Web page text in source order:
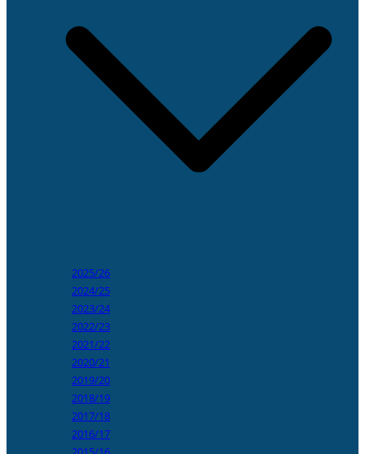
2025/26
2024/25
2023/24
2022/23
2021/22
2020/21
2019/20
2018/19
2017/18
2016/17